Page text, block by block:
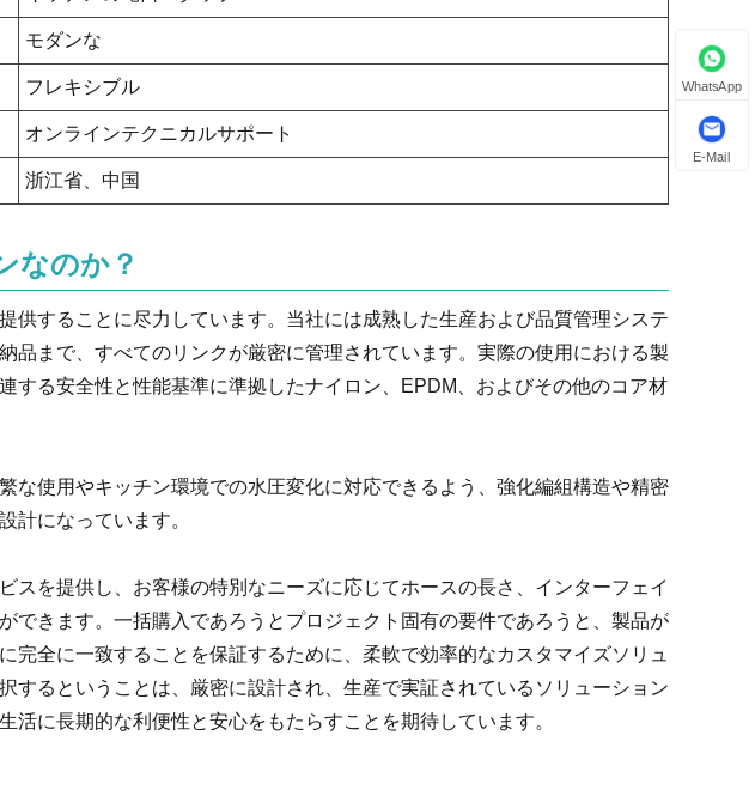
モダンな
フレキシブル
オンラインテクニカルサポート
浙江省、中国
なのか？
供することに尽力しています。当社には成熟した生産および品質管理システ
品まで、すべてのリンクが厳密に管理されています。実際の使用における製
する安全性と性能基準に準拠したナイロン、EPDM、およびその他のコア材
な使用やキッチン環境での水圧変化に対応できるよう、強化編組構造や精密
計になっています。
スを提供し、お客様の特別なニーズに応じてホースの長さ、インターフェイ
できます。一括購入であろうとプロジェクト固有の要件であろうと、製品が
完全に一致することを保証するために、柔軟で効率的なカスタマイズソリュ
するということは、厳密に設計され、生産で実証されているソリューション
活に長期的な利便性と安心をもたらすことを期待しています。
WhatsApp
E-Mail